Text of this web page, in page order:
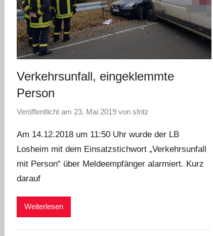
Verkehrsunfall, eingeklemmte
Person
Veröffentlicht am 23. Mai 2019 vonsfritz
Am 14.12.2018 um 11:50 Uhr wurde der LB
Losheim mit dem Einsatzstichwort „Verkehrsunfall
mit Person“ über Meldeempfänger alarmiert. Kurz
darauf
Weiterlesen